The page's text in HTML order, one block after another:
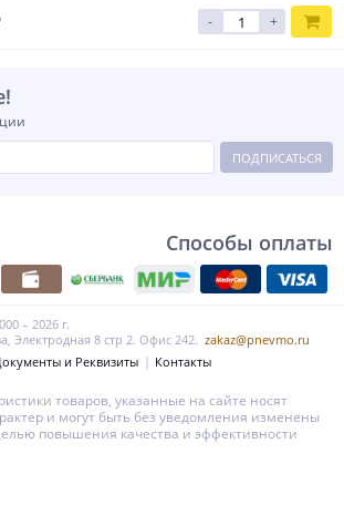
- +
ПОДПИСАТЬСЯ
Способы оплаты
– 2026 г.
Электродная 8 стр 2. Офис 242. zakaz@pnevmo.ru
и Реквизиты Контакты
товаров, указанные на сайте носят
и могут быть без уведомления изменены
повышения качества и эффективности